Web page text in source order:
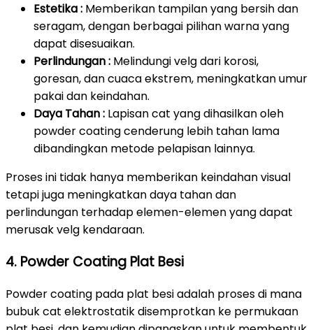
Estetika : Memberikan tampilan yang bersih dan
seragam, dengan berbagai pilihan warna yang
dapat disesuaikan.
Perlindungan : Melindungi velg dari korosi,
goresan, dan cuaca ekstrem, meningkatkan umur
pakai dan keindahan.
Daya Tahan : Lapisan cat yang dihasilkan oleh
powder coating cenderung lebih tahan lama
dibandingkan metode pelapisan lainnya.
Proses ini tidak hanya memberikan keindahan visual
tetapi juga meningkatkan daya tahan dan
perlindungan terhadap elemen-elemen yang dapat
merusak velg kendaraan.
4. Powder Coating Plat Besi
Powder coating pada plat besi adalah proses di mana
bubuk cat elektrostatik disemprotkan ke permukaan